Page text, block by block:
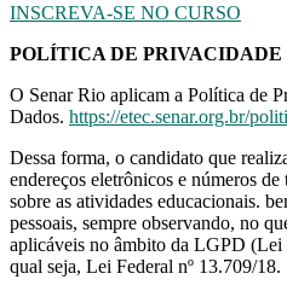
INSCREVA-SE NO CURSO
POLÍTICA DE PRIVACIDADE
O Senar Rio aplicam a Política de
Dados. https://etec.senar.org.br/
Dessa forma, o candidato que
endereços eletrônicos e números
sobre as atividades educacionais.
pessoais, sempre observando, no
aplicáveis no âmbito da LGPD (Lei
qual seja, Lei Federal nº 13.709/18.